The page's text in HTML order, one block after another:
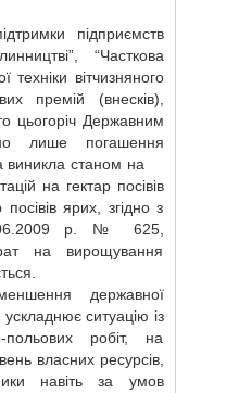
підприємств
“Часткова
техніки вітчизняного
премій (внесків),
цьогоріч Державним
лише погашення
виникла станом на
на гектар посівів
ярих, згідно з
3.06.2009 р. № 625,
на вирощування
державної
ускладнює ситуацію із
польових робіт, на
власних ресурсів,
навіть за умов